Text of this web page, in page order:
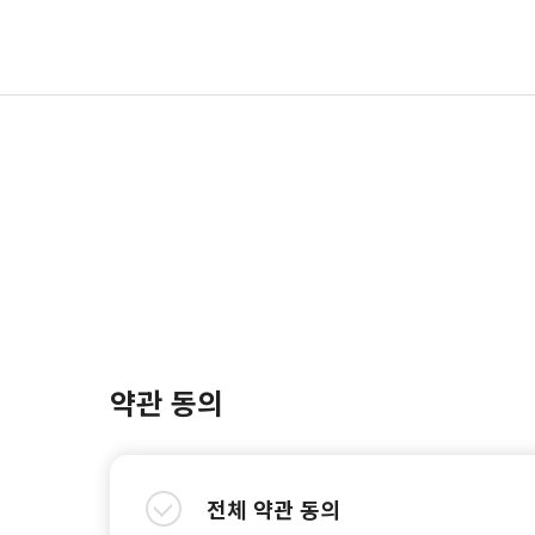
약관 동의
전체 약관 동의